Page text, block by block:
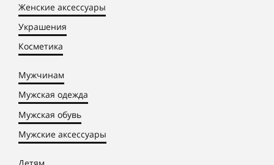
Женские аксессуары
Украшения
Косметика
Мужчинам
Мужская одежда
Мужская обувь
Мужские аксессуары